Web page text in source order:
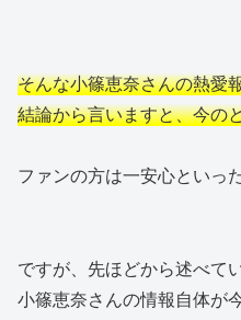
そんな小篠恵奈さんの熱愛
結論から言いますと、今の
ファンの方は一安心といっ
ですが、先ほどから述べて
小篠恵奈さんの情報自体が